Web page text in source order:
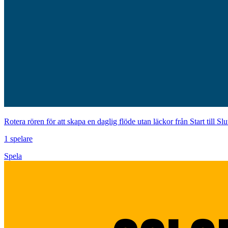
Rotera rören för att skapa en daglig flöde utan läckor från Start till
1 spelare
Spela